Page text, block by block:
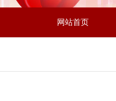
网站首页